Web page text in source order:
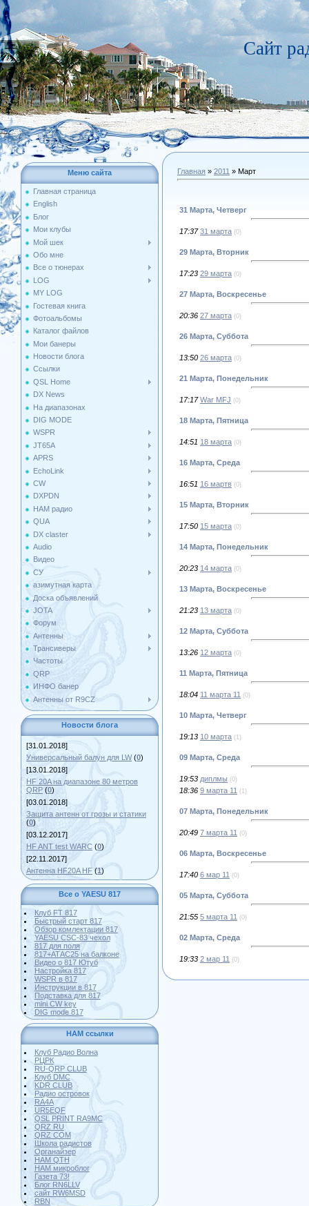
Сайт
Меню сайта
Главная страница
English
Блог
Мои клубы
Мой шек
Обо мне
Все о тюнерах
LOG
MY LOG
Гостевая книга
Фотоальбомы
Каталог файлов
Мои банеры
Новости блога
Ссылки
QSL Home
DX News
На диапазонах
DIG MODE
WSPR
JT65A
APRS
EchoLink
CW
DXPDN
HAM радио
QUA
DX claster
Audio
Видео
СУ
азимутная карта
Доска объявлений
JOTA
Форум
Антенны
Трансиверы
Частоты
QRP
ИНФО банер
Антенны от R9CZ
Новости блога
[31.01.2018]
Универсальный балун для LW (0)
[13.01.2018]
HF 20A на диапазоне 80 метров
QRP (0)
[03.01.2018]
Защита антенн от грозы и статики
(0)
[03.12.2017]
HF ANT test WARC (0)
[22.11.2017]
Антенна HF20A HF (1)
Все о YAESU 817
Клуб FT 817
Быстрый старт 817
Обзор комлектации 817
YAESU CSC-83 чехол
817 для поля
817+АТАС25 на балконе
Видео о 817 Ютуб
Настройка 817
WSPR в 817
Инструкции в 817
Подставка для 817
mini CW key
DIG mode 817
HAM ссылки
Клуб Радио Волна
РЦРК
RU-QRP CLUB
Клуб DMC
KDR CLUB
Радио островок
RA4A
UR5EQF
QSL PRINT RA9MC
QRZ RU
QRZ COM
Школа радистов
Органайзер
HAM QTH
HAM микроблог
Газета 73!
Блог RN6LLV
сайт RW6MSD
RBN
Главная » 2011 » Март
31 Марта, Четверг
17:37 31 марта (0)
29 Марта, Вторник
17:23 29 марта (0)
27 Марта, Воскресенье
20:36 27 марта (0)
26 Марта, Суббота
13:50 26 марта (0)
21 Марта, Понедельник
17:17 War MFJ (0)
18 Марта, Пятница
14:51 18 марта (0)
16 Марта, Среда
16:51 16 мартв (0)
15 Марта, Вторник
17:50 15 марта (0)
14 Марта, Понедельник
20:23 14 марта (0)
13 Марта, Воскресенье
21:23 13 марта (0)
12 Марта, Суббота
13:26 12 марта (0)
11 Марта, Пятница
18:04 11 марта 11 (0)
10 Марта, Четверг
19:13 10 марта (1)
09 Марта, Среда
19:53 диплмы (0)
18:36 9 марта 11 (1)
07 Марта, Понедельник
20:49 7 марта 11 (0)
06 Марта, Воскресенье
17:40 6 мар 11 (0)
05 Марта, Суббота
21:55 5 марта 11 (0)
02 Марта, Среда
19:33 2 мар 11 (0)